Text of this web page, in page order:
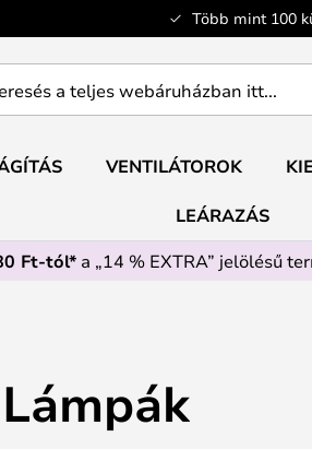
Több mint 100
VENTILÁTOROK
LEÁRAZÁS
Ft-tól* a „14 % EXTRA” jelölésű